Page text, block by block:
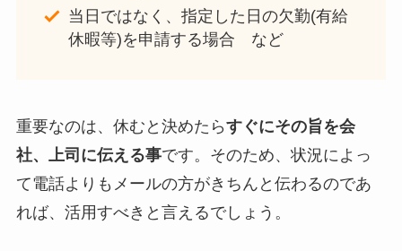
当日ではなく、指定した日の欠勤(有給
休暇等)を申請する場合 など
重要なのは、休むと決めたらすぐにその旨を会
社、上司に伝える事です。そのため、状況によっ
て電話よりもメールの方がきちんと伝わるのであ
れば、活用すべきと言えるでしょう。